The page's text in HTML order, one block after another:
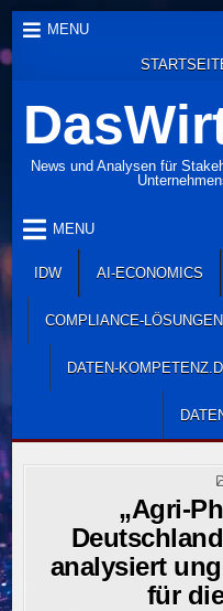
Skip
to
content
MENU
News und Analysen für
MENU
IDW AI-ECONOMICS
COMPLIANCE-
DATEN-
„Agri-
analysiert
für